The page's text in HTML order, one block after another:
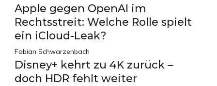
Apple gegen OpenAI im
Rechtsstreit: Welche Rolle spielt
ein iCloud-Leak?
Fabian Schwarzenbach
Disney+ kehrt zu 4K zurück –
doch HDR fehlt weiter